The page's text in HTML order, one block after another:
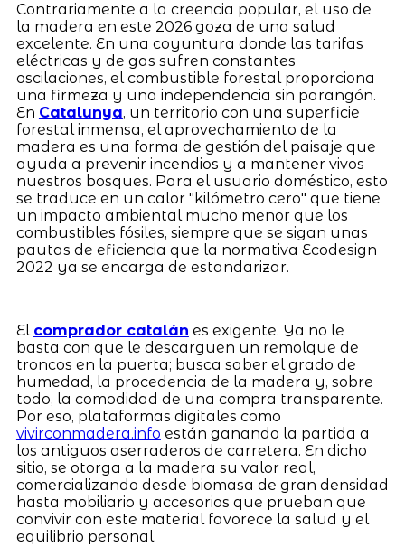
Contrariamente a la creencia popular, el uso de
la madera en este 2026 goza de una salud
excelente. En una coyuntura donde las tarifas
eléctricas y de gas sufren constantes
oscilaciones, el combustible forestal proporciona
una firmeza y una independencia sin parangón.
En Catalunya, un territorio con una superficie
forestal inmensa, el aprovechamiento de la
madera es una forma de gestión del paisaje que
ayuda a prevenir incendios y a mantener vivos
nuestros bosques. Para el usuario doméstico, esto
se traduce en un calor "kilómetro cero" que tiene
un impacto ambiental mucho menor que los
combustibles fósiles, siempre que se sigan unas
pautas de eficiencia que la normativa Ecodesign
2022 ya se encarga de estandarizar.
El comprador catalán es exigente. Ya no le
basta con que le descarguen un remolque de
troncos en la puerta; busca saber el grado de
humedad, la procedencia de la madera y, sobre
todo, la comodidad de una compra transparente.
Por eso, plataformas digitales como
vivirconmadera.info están ganando la partida a
los antiguos aserraderos de carretera. En dicho
sitio, se otorga a la madera su valor real,
comercializando desde biomasa de gran densidad
hasta mobiliario y accesorios que prueban que
convivir con este material favorece la salud y el
equilibrio personal.